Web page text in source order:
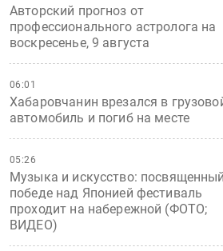
Авторский прогноз от
профессионального астролога на
воскресенье, 9 августа
Хабаровчанин врезался в
автомобиль и погиб на месте
06:01
Музыка и искусство: посвященный
победе над Японией фестиваль
проходит на набережной (ФОТО;
ВИДЕО)
05:26